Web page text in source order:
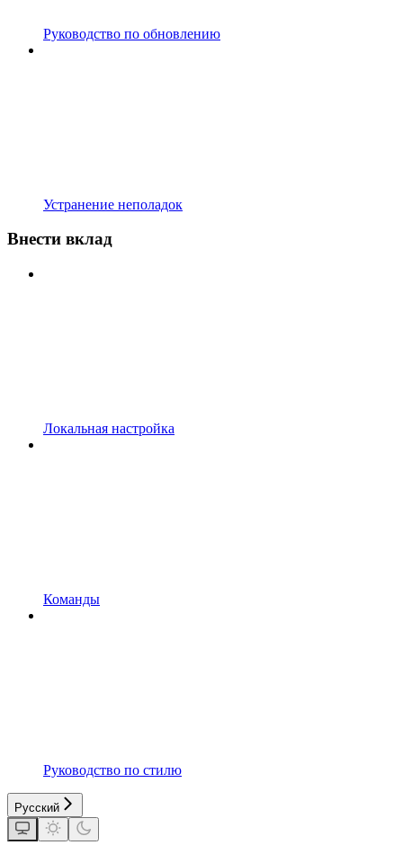
Руководство по обновлению
Устранение неполадок
Внести вклад
Локальная настройка
Команды
Руководство по стилю
Русский